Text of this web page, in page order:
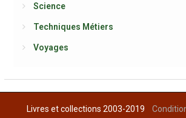
Science
Techniques Métiers
Voyages
Livres et collections 2003-2019